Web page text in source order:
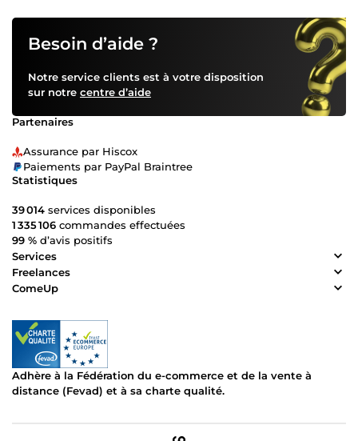
Besoin d’aide ?
Notre service clients est à votre disposition
sur notre centre d’aide
Partenaires
Assurance par Hiscox
Paiements par PayPal Braintree
Statistiques
39 014 services disponibles
1 335 106 commandes effectuées
99 % d’avis positifs
Services
Freelances
ComeUp
Adhère à la Fédération du e-commerce et de la vente à
distance (Fevad) et à sa charte qualité.